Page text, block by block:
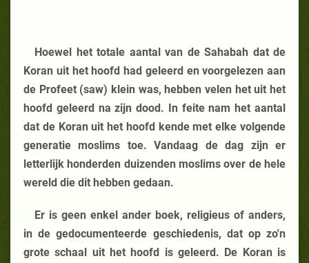
Hoewel het totale aantal van de Sahabah dat de
Koran uit het hoofd had geleerd en voorgelezen aan
de Profeet (saw) klein was, hebben velen het uit het
hoofd geleerd na zijn dood. In feite nam het aantal
dat de Koran uit het hoofd kende met elke volgende
generatie moslims toe. Vandaag de dag zijn er
letterlijk honderden duizenden moslims over de hele
wereld die dit hebben gedaan.
Er is geen enkel ander boek, religieus of anders,
in de gedocumenteerde geschiedenis, dat op zo'n
grote schaal uit het hoofd is geleerd. De Koran is